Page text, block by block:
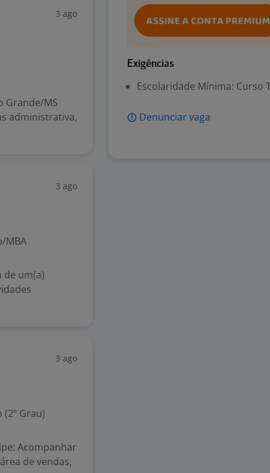
3 ago
Grande/MS
administrativa,
3 ago
MBA
de um(a)
3 ago
Grau)
Acompanhar
de vendas,
Exigências
Escolaridade Mínima: Curso
Denunciar vaga